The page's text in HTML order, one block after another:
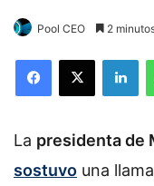
Pool CEO 2
La presidenta de
sostuvo una